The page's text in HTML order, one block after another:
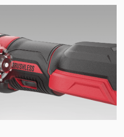
Daha fazla güç, daha fazla
uzun kullanım ömrü
ve iyi aydınlatılmamış
çalışmanız için LED lamba
olarak ayarlanabilen